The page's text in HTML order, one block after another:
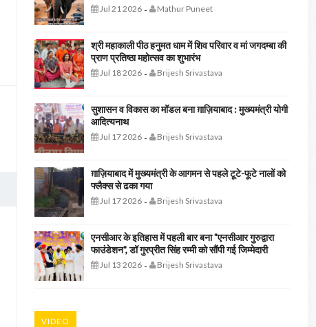
Jul 21 2026- Mathur Puneet
श्री महाकाली पीठ हनुमत धाम में शिव परिवार व मां जगदम्बा की
प्राण प्रतिष्ठा महोत्सव का शुभारंभ
Jul 18 2026- Brijesh Srivastava
सुशासन व विकास का मॉडल बना ग़ाज़ियाबाद : ​मुख्यमंत्री योगी
आदित्यनाथ
Jul 17 2026- Brijesh Srivastava
ग़ाज़ियाबाद में मुख्यमंत्री के आगमन से पहले टूटे-फूटे नालों को
फ्लैक्स से ढका गया
Jul 17 2026- Brijesh Srivastava
एनसीआर के इतिहास में पहली बार बना "एनसीआर गुरुद्वारा
फाउंडेशन", डॉ गुरप्रीत सिंह रम्मी को सौंपी गई जिम्मेदारी
Jul 13 2026- Brijesh Srivastava
VIDEO